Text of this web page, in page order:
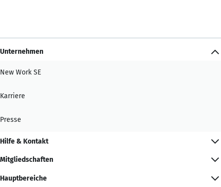
Unternehmen
New Work SE
Karriere
Presse
Hilfe & Kontakt
Mitgliedschaften
Hauptbereiche